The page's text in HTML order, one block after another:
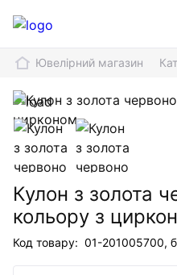
Ювелірний магазин
Кулон з золота
кольору з
Код товару: 01-201005700,